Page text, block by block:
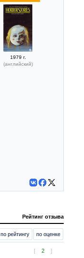
1979 г.
(английский)
Рейтинг отзыва
по рейтингу по оценке
[ 2 ]